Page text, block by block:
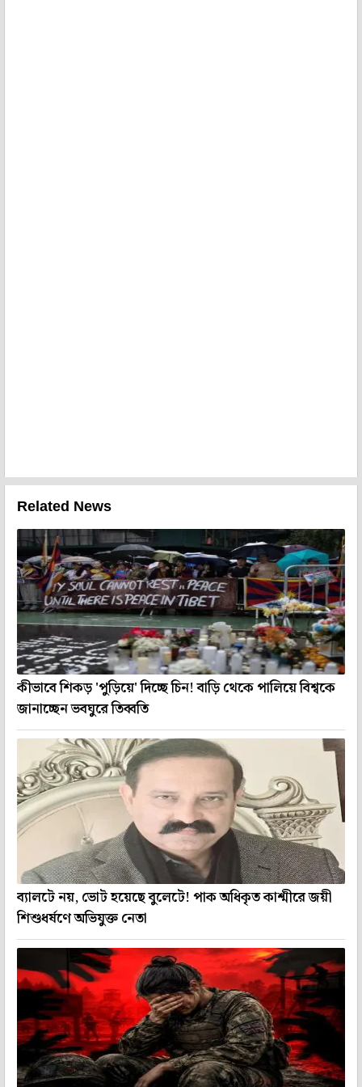
Related News
কীভাবে শিকড় 'পুড়িয়ে' দিচ্ছে চিন! বাড়ি থেকে পালিয়ে বিশ্বকে
জানাচ্ছেন ভবঘুরে তিব্বতি
ব্যালটে নয়, ভোট হয়েছে বুলেটে! পাক অধিকৃত কাশ্মীরে জয়ী
শিশুধর্ষণে অভিযুক্ত নেতা